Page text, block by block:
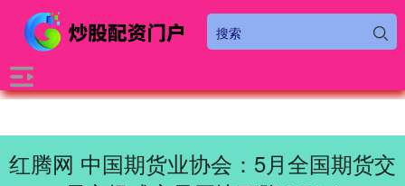
红腾网 中国期货业协会：5月全国期货交